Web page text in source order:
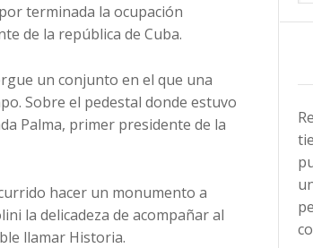
terminada la ocupación
de la república de Cuba.
un conjunto en el que una
Sobre el pedestal donde estuvo
Palma, primer presidente de la
hacer un monumento a
la delicadeza de acompañar al
llamar Historia.